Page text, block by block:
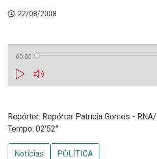
22/08/2008
00:00
Repórter: Repórter Patrícia Gomes -
Tempo: 02'52''
Notícias POLÍTICA